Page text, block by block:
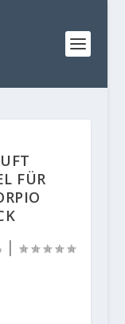
FÜR
|